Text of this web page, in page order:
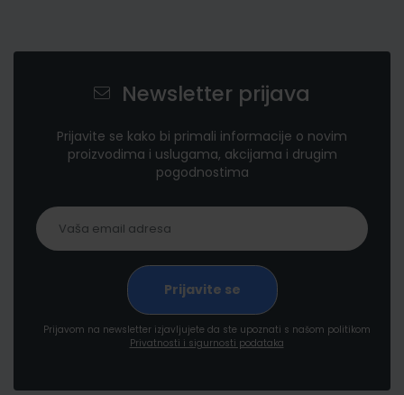
Newsletter prijava
Prijavite se kako bi primali informacije o novim
proizvodima i uslugama, akcijama i drugim
pogodnostima
Prijavom na newsletter izjavljujete da ste upoznati s našom politikom
Privatnosti i sigurnosti podataka